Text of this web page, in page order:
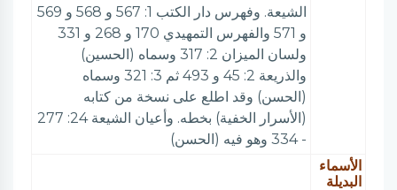
الشيعة. وفهرس دار الكتب 1: 567 و 568 و 569
و 571 والفهرس التمهيدي 170 و 268 و 331
ولسان الميزان 2: 317 وسماه (الحسين)
والذريعة 2: 45 و 493 ثم 3: 321 وسماه
(الحسن) وقد اطلع على نسخة من كتابه
(الأسرار الخفية) بخطه. وأعيان الشيعة 24: 277
- 334 وهو فيه (الحسن)
الأسماء
البديلة